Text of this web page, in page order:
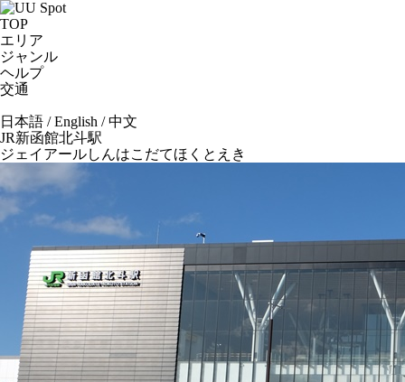
TOP
エリア
ジャンル
ヘルプ
交通
日本語 /English /中文
JR新函館北斗駅
ジェイアールしんはこだてほくとえき